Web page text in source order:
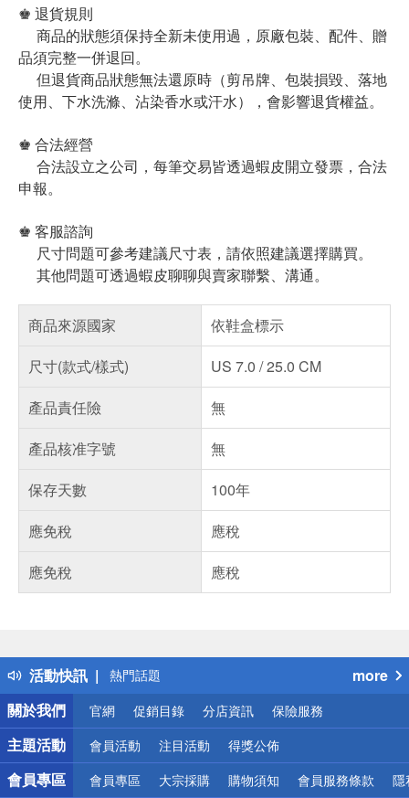
♚ 退貨規則
商品的狀態須保持全新未使用過，原廠包裝、配件、贈
品須完整一併退回。
但退貨商品狀態無法還原時（剪吊牌、包裝損毀、落地
使用、下水洗滌、沾染香水或汗水），會影響退貨權益。
♚ 合法經營
合法設立之公司，每筆交易皆透過蝦皮開立發票，合法
申報。
♚ 客服諮詢
尺寸問題可參考建議尺寸表，請依照建議選擇購買。
其他問題可透過蝦皮聊聊與賣家聯繫、溝通。
商品來源國家
依鞋盒標示
尺寸(款式/樣式)
US 7.0 / 25.0 CM
產品責任險
無
產品核准字號
無
保存天數
100年
應免稅
應稅
應免稅
應稅
活動快訊
得獎公告
熱門話題
銀行優惠
偏遠地區配送
詐騙網頁！請小心！
more
關於我們
官網 促銷目錄 分店資訊 保險服務
主題活動 會員活動 注目活動 得獎公佈
會員專區 會員專區 大宗採購 購物須知 會員服務條款 隱